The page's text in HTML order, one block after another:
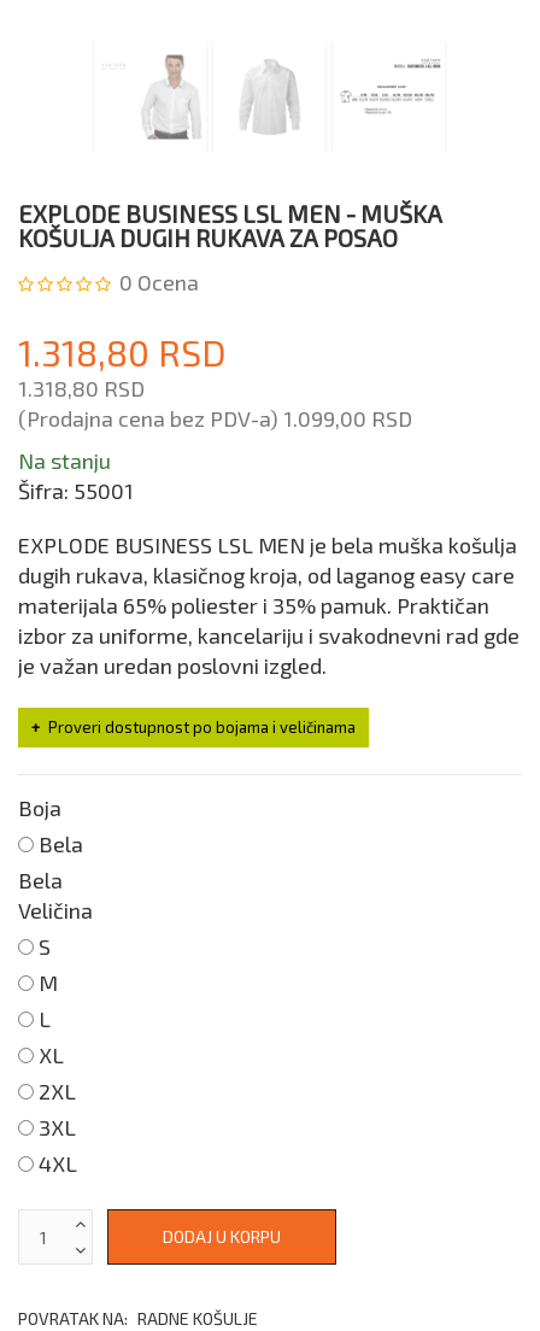
EXPLODE BUSINESS LSL MEN - MUŠKA
KOŠULJA DUGIH RUKAVA ZA POSAO
0 Ocena
1.318,80 RSD
1.318,80 RSD
(Prodajna cena bez PDV-a) 1.099,00 RSD
Na stanju
Šifra: 55001
EXPLODE BUSINESS LSL MEN je bela muška košulja
dugih rukava, klasičnog kroja, od laganog easy care
materijala 65% poliester i 35% pamuk. Praktičan
izbor za uniforme, kancelariju i svakodnevni rad gde
je važan uredan poslovni izgled.
Proveri dostupnost po bojama i veličinama
Boja
Bela
Bela
Veličina
S
M
L
XL
2XL
3XL
4XL
POVRATAK NA: RADNE KOŠULJE